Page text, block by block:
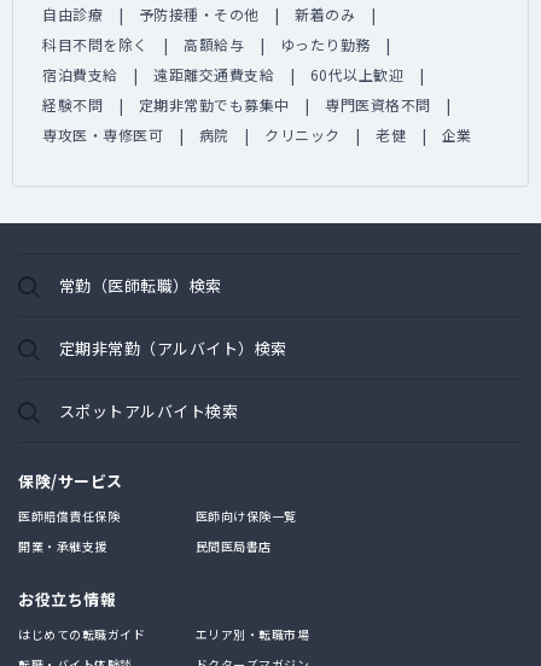
自由診療
予防接種・その他
新着のみ
科目不問を除く
高額給与
ゆったり勤務
宿泊費支給
遠距離交通費支給
60代以上歓迎
経験不問
定期非常勤でも募集中
専門医資格不問
専攻医・専修医可
病院 クリニック 老健 企業
常勤（医師転職）検索
定期非常勤（アルバイト）検索
スポットアルバイト検索
保険/サービス
医師賠償責任保険
医師向け保険一覧
開業・承継支援
民間医局書店
お役立ち情報
はじめての転職ガイド
エリア別・転職市場